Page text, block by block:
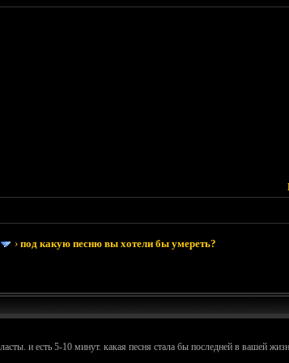
›под какую песню вы хотели бы умереть?
и есть 5-10 минут. какая песня стала бы последней в вашей